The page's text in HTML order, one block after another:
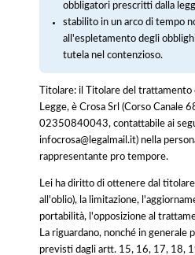
obbligatori prescritti dalla
stabilito in un arco di tempo
all'espletamento degli
tutela nel contenzioso.
Titolare: il Titolare del trattamento
Legge, è Crosa Srl (Corso Canale
02350840043, contattabile ai
infocrosa@legalmail.it) nella
rappresentante pro tempore.
Lei ha diritto di ottenere dal
all'oblio), la limitazione,
portabilità, l'opposizione al
La riguardano, nonché in
previsti dagli artt. 15, 16, 17, 18,